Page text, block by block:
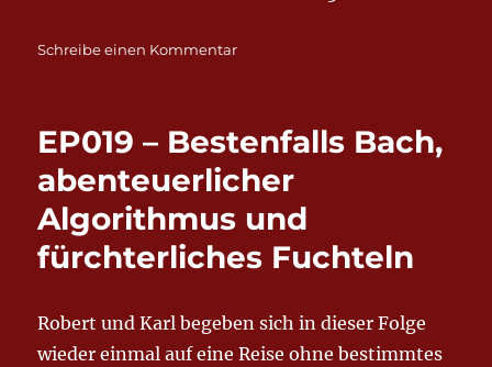
Schreibe einen Kommentarzu
what
you
can“
und
im
Zweifel
EP019 – Bestenfalls Bach,
abenteuerlicher
Algorithmus und
fürchterliches Fuchteln
Robert und Karl begeben sich in dieser Folge
wieder einmal auf eine Reise ohne bestimmtes